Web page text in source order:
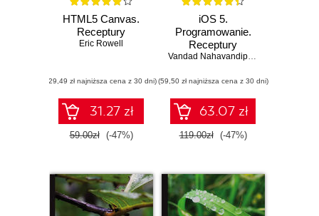
HTML5 Canvas.
Receptury
Eric Rowell
(29,49 zł najniższa cena z 30 dni)
31.27 zł
59.00zł (-47%)
iOS 5.
Programowanie.
Receptury
Vandad Nahavandipoor
(59,50 zł najniższa cena z 30 dni)
63.07 zł
119.00zł (-47%)